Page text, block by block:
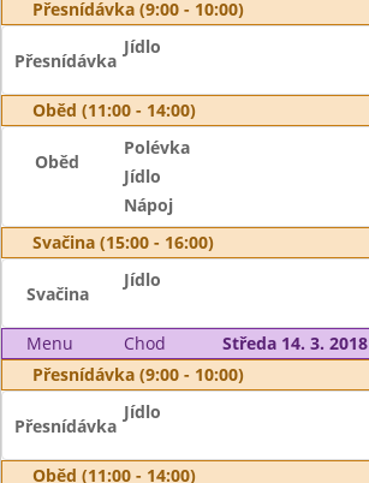
Přesnídávka (9:00 - 10:00)
Přesnídávka
Jídlo
Oběd (11:00 - 14:00)
Oběd
Polévka
Jídlo
Nápoj
Svačina (15:00 - 16:00)
Svačina
Jídlo
Menu Chod
Středa 14. 3. 2018
Přesnídávka (9:00 - 10:00)
Přesnídávka
Jídlo
Oběd (11:00 - 14:00)